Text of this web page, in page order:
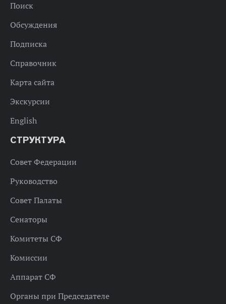
Поиск
Обсуждения
Подписка
Справочник
Карта сайта
Экскурсии
English
СТРУКТУРА
Совет Федерации
Руководство
Совет Палаты
Сенаторы
Комитеты СФ
Комиссии
Аппарат СФ
Органы при Председателе